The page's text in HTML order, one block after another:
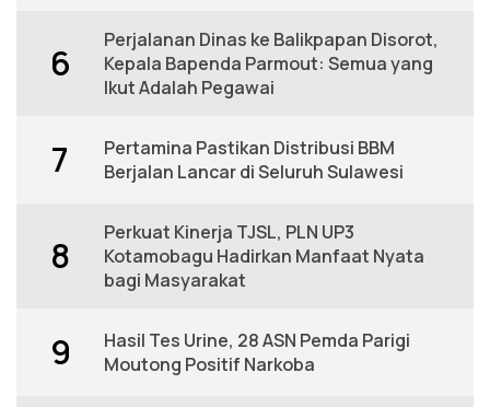
6
Perjalanan Dinas ke Balikpapan Disorot,
Kepala Bapenda Parmout: Semua yang
Ikut Adalah Pegawai
7
Pertamina Pastikan Distribusi BBM
Berjalan Lancar di Seluruh Sulawesi
8
Perkuat Kinerja TJSL, PLN UP3
Kotamobagu Hadirkan Manfaat Nyata
bagi Masyarakat
9
Hasil Tes Urine, 28 ASN Pemda Parigi
Moutong Positif Narkoba